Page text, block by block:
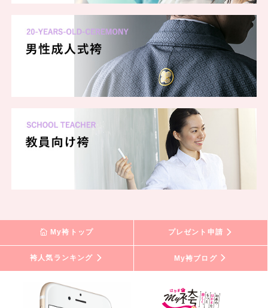
My袴トップ プレゼント申請
袴人気ランキング My袴ブログ